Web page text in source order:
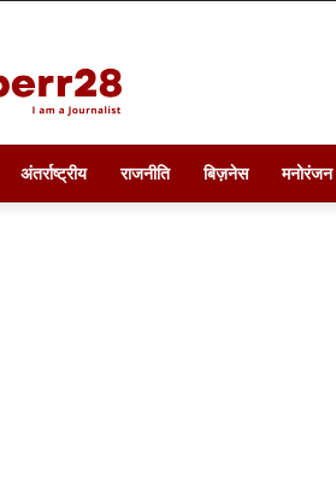
अंतर्राष्ट्रीय राजनीति बिज़नेस मनोरंजन